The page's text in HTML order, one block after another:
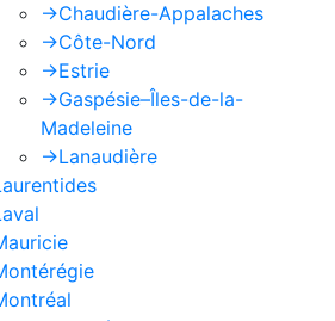
->Chaudière-Appalaches
->Côte-Nord
->Estrie
->Gaspésie–Îles-de-la-
Madeleine
->Lanaudière